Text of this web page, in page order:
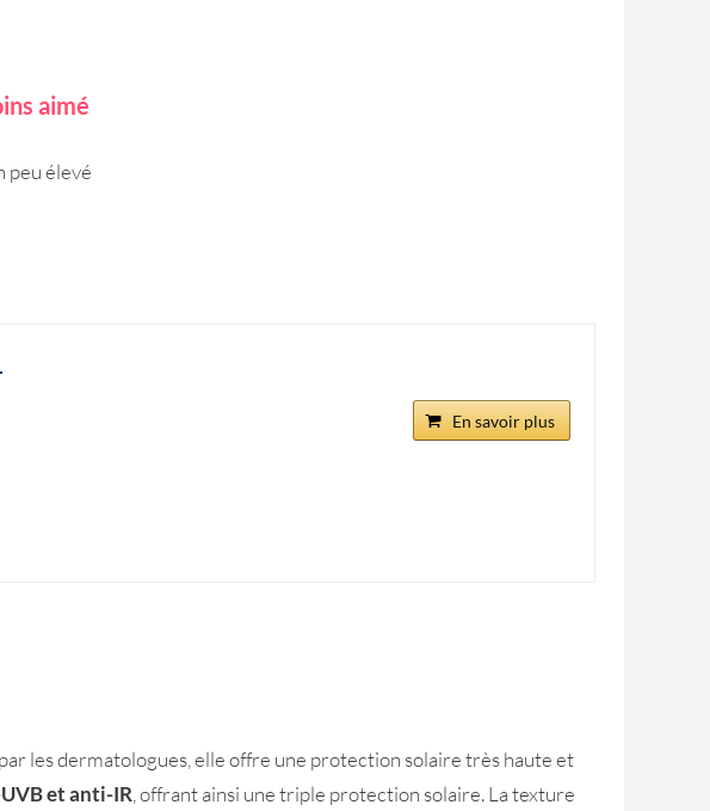
aimé
peu élevé
En savoir plus
les dermatologues, elle offre une protection solaire très haute et
et anti-IR, offrant ainsi une triple protection solaire. La texture